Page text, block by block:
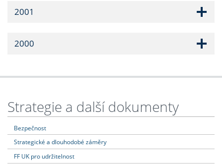
2001
2000
Strategie a další dokumenty
Bezpečnost
Strategické a dlouhodobé záměry
FF UK pro udržitelnost